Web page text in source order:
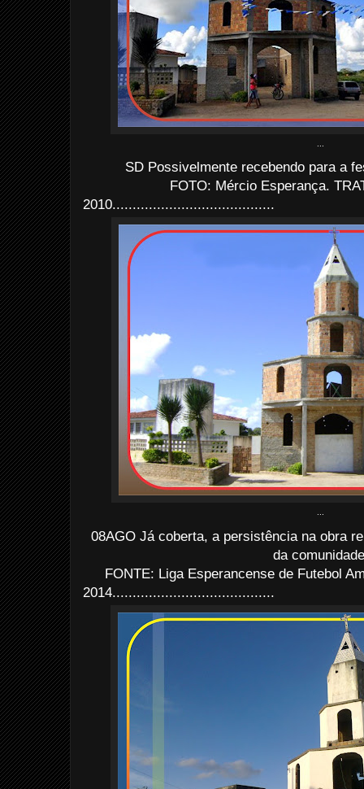
SD Possivelmente recebendo para a
FOTO: Mércio Esperança.
2010........................................
08AGO Já coberta, a persistência na obra
da
FONTE: Liga Esperancense de Futebol
2014........................................